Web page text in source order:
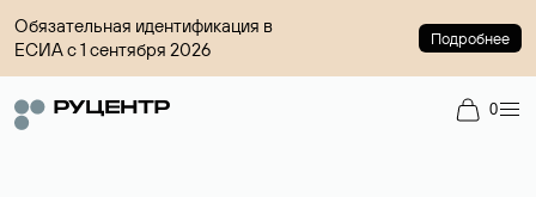
Обязательная идентификация в
ЕСИА с 1 сентября 2026
Подробнее
0